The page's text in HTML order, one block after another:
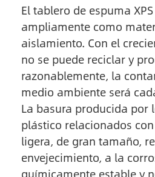
El tablero de espuma
ampliamente como
aislamiento. Con el
no se puede reciclar y
razonablemente, la
medio ambiente será
La basura producida por
plástico relacionados
ligera, de gran tamaño,
envejecimiento, a la